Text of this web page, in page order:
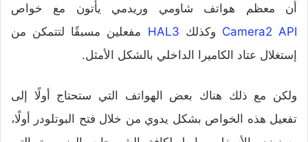
أن معظم هواتف شاومي وريدمي يأتون مع خواص
Camera2 API وكذلك HAL3 مفعلين مسبقًا لتتمكن من
إستغلال عتاد الكاميرا الداخلي بالشكل الأمثل.
ولكن مع ذلك هناك بعض الهواتف التي ستحتاج أولًا إلى
تفعيل هذه الخواص بشكل يدوي من خلال فتح البوتلودر أولًا،